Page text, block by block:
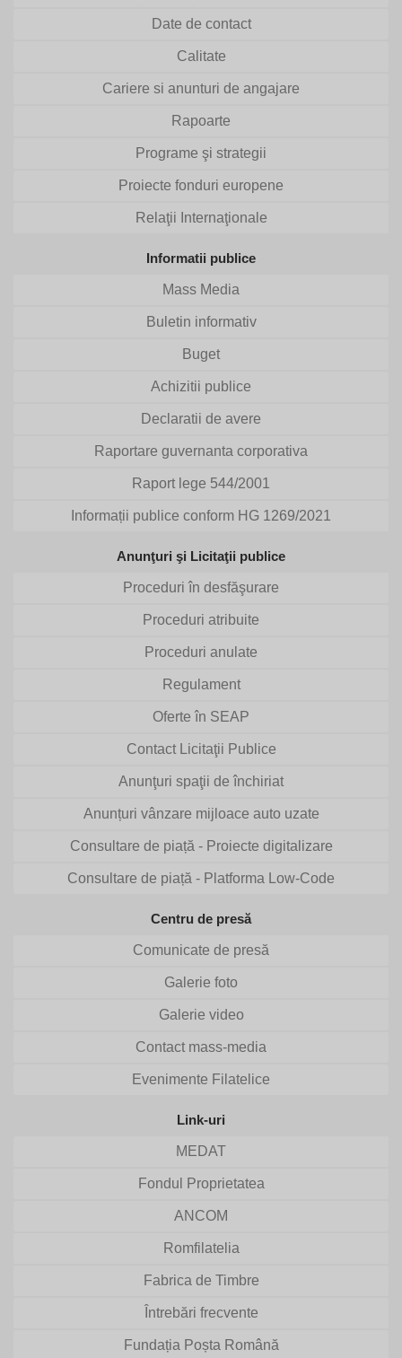
Date de contact
Calitate
Cariere si anunturi de angajare
Rapoarte
Programe şi strategii
Proiecte fonduri europene
Relaţii Internaţionale
Informatii publice
Mass Media
Buletin informativ
Buget
Achizitii publice
Declaratii de avere
Raportare guvernanta corporativa
Raport lege 544/2001
Informații publice conform HG 1269/2021
Anunţuri şi Licitaţii publice
Proceduri în desfăşurare
Proceduri atribuite
Proceduri anulate
Regulament
Oferte în SEAP
Contact Licitaţii Publice
Anunţuri spaţii de închiriat
Anunțuri vânzare mijloace auto uzate
Consultare de piață - Proiecte digitalizare
Consultare de piață - Platforma Low-Code
Centru de presă
Comunicate de presă
Galerie foto
Galerie video
Contact mass-media
Evenimente Filatelice
Link-uri
MEDAT
Fondul Proprietatea
ANCOM
Romfilatelia
Fabrica de Timbre
Întrebări frecvente
Fundația Poșta Română